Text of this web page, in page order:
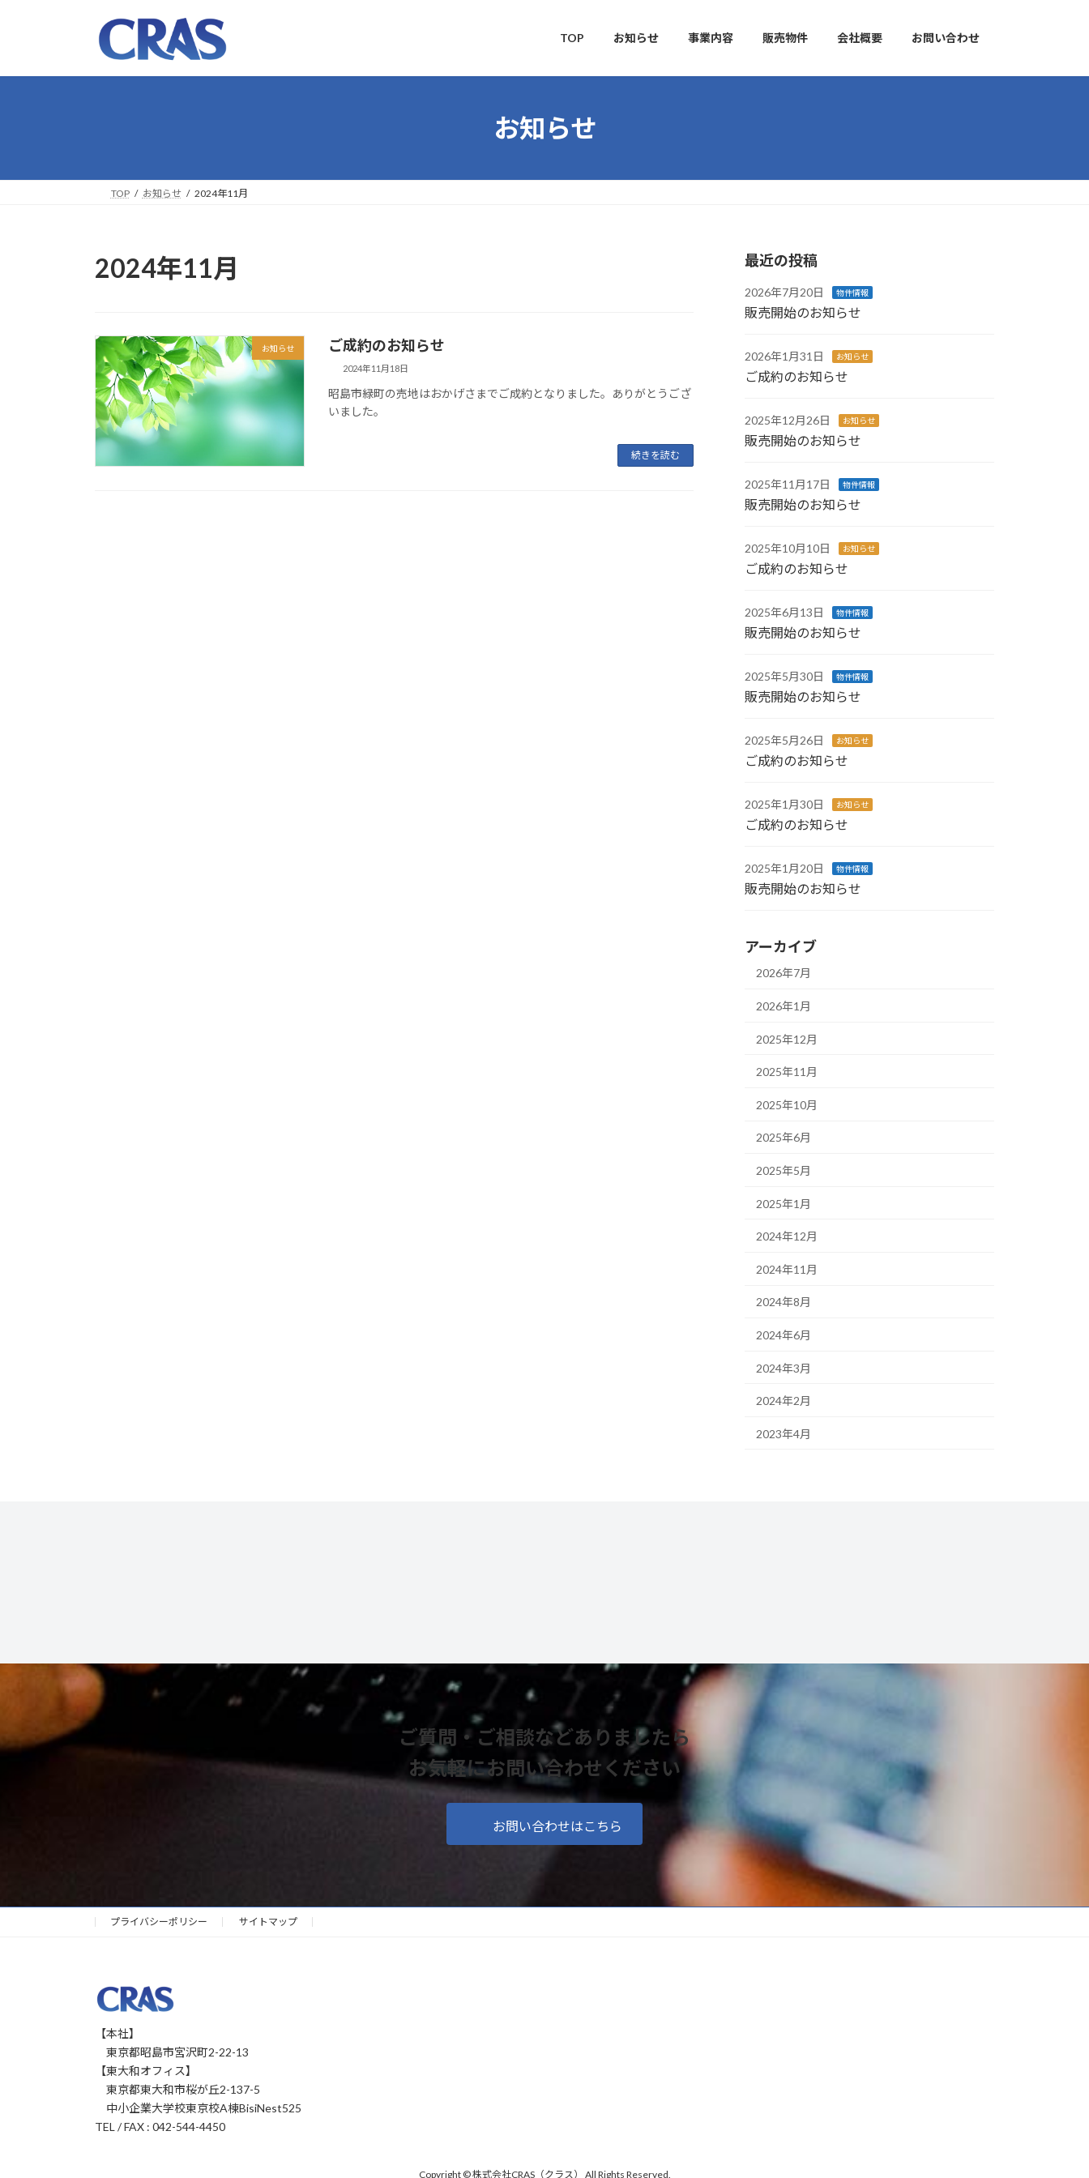
プ
動
TOP お知らせ 事業内容 販売物件 会社概要 お問い合わせ
お知らせ
TOP お知らせ 2024年11月
2024年11月
お知らせ ご成約のお知らせ
2024年11月18日
昭島市緑町の売地はおかげさまでご成約となりました。ありがとうござ
いました。
続きを読む
最近の投稿
2026年7月20日 物件情報
販売開始のお知らせ
2026年1月31日 お知らせ
ご成約のお知らせ
2025年12月26日 お知らせ
販売開始のお知らせ
2025年11月17日 物件情報
販売開始のお知らせ
2025年10月10日 お知らせ
ご成約のお知らせ
2025年6月13日 物件情報
販売開始のお知らせ
2025年5月30日 物件情報
販売開始のお知らせ
2025年5月26日 お知らせ
ご成約のお知らせ
2025年1月30日 お知らせ
ご成約のお知らせ
2025年1月20日 物件情報
販売開始のお知らせ
アーカイブ
2026年7月
2026年1月
2025年12月
2025年11月
2025年10月
2025年6月
2025年5月
2025年1月
2024年12月
2024年11月
2024年8月
2024年6月
2024年3月
2024年2月
2023年4月
ご質問・ご相談などありましたら
お気軽にお問い合わせください
お問い合わせはこちら
プライバシーポリシー サイトマップ
【本社】
東京都昭島市宮沢町2-22-13
【東大和オフィス】
東京都東大和市桜が丘2-137-5
中小企業大学校東京校A棟BisiNest525
TEL / FAX : 042-544-4450
Copyright © 株式会社CRAS（クラス） All Rights Reserved.